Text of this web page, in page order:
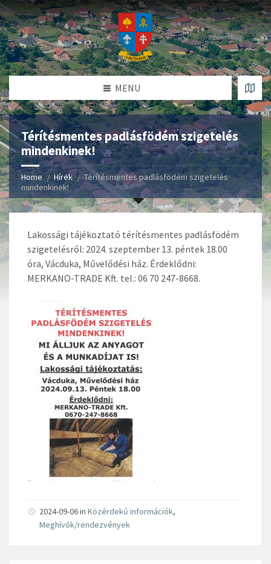
MENU
Térítésmentes padlásfödém szigetelés
mindenkinek!
Home Hírek
Térítésmentes padlásfödém szigetelés
mindenkinek!
Lakossági tájékoztató térítésmentes padlásfödém
szigetelésről: 2024. szeptember 13. péntek 18.00
óra, Vácduka, Művelődési ház. Érdeklődni:
MERKANO-TRADE Kft. tel.: 06 70 247-8668.
2024-09-06 in Közérdekű információk,
Meghívók/rendezvények